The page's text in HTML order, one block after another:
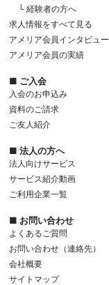
└ 経験者の方へ
求人情報をすべて見る
アメリア会員インタビュー
アメリア会員の実績
■ ご入会
入会のお申込み
資料のご請求
ご友人紹介
■ 法人の方へ
法人向けサービス
サービス紹介動画
ご利用企業一覧
■ お問い合わせ
よくあるご質問
お問い合わせ（連絡先）
会社概要
サイトマップ